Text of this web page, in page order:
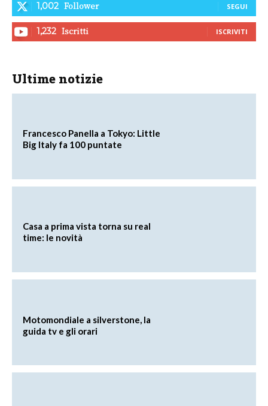
1,002 Follower SEGUI
1,232 Iscritti ISCRIVITI
Ultime notizie
Francesco Panella a Tokyo: Little
Big Italy fa 100 puntate
Casa a prima vista torna su real
time: le novità
Motomondiale a silverstone, la
guida tv e gli orari